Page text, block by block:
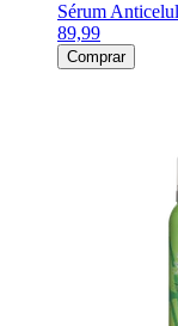
Sérum
89,99
Comprar